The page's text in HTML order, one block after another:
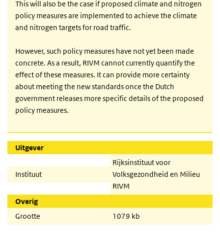
This will also be the case if proposed climate and nitrogen
policy measures are implemented to achieve the climate
and nitrogen targets for road traffic.
However, such policy measures have not yet been made
concrete. As a result, RIVM cannot currently quantify the
effect of these measures. It can provide more certainty
about meeting the new standards once the Dutch
government releases more specific details of the proposed
policy measures.
Uitgever
Instituut
Rijksinstituut voor
Volksgezondheid en Milieu
RIVM
Overig
Grootte
1079 kb